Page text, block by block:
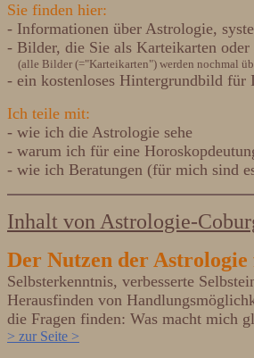
Sie finden hier:
- Informationen über Astrologie,
- Bilder, die Sie als Karteikarten oder
(alle Bilder (="Karteikarten") werden nochmal
- ein kostenloses Hintergrundbild für
Ich teile mit:
- wie ich die Astrologie sehe
- warum ich für eine
- wie ich Beratungen (für mich sind
Inhalt von Astrologie-
Der Nutzen der Astrologie
Selbsterkenntnis, verbesserte
Herausfinden von
die Fragen finden: Was macht mich
> zur Seite >